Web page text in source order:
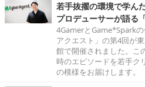
若手抜擢の環境で学
プロデューサーが語る
4GamerとGame*Spark
アクエスト」の第4回が
館で開催されました。こ
時のエピソードを若手ク
の模様をお届けします。